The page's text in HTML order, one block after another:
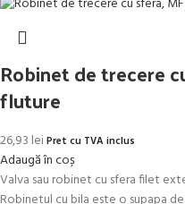
Robinet de trecere
fluture
26,93 leiPret cu TVA inclus
Adaugă în coș
Valva sau robinet cu sfera filet